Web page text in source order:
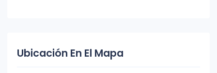
Ubicación En El Mapa